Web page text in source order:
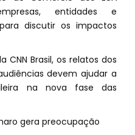
entidades e
discutir os impactos
CNN Brasil, os relatos dos
devem ajudar a
na nova fase das
gera preocupação